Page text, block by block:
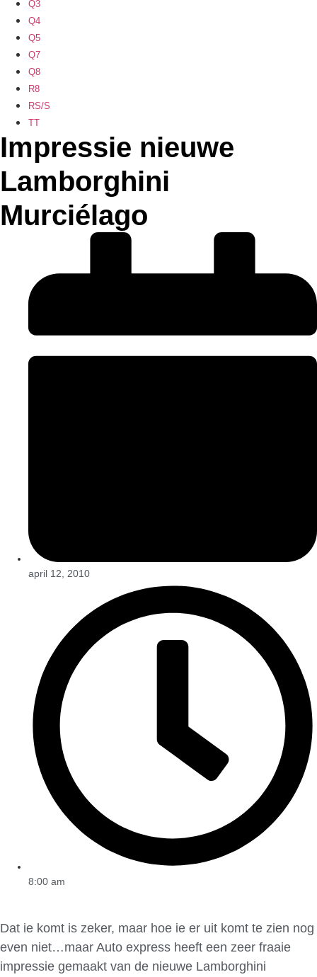
Q3
Q4
Q5
Q7
Q8
R8
RS/S
TT
Impressie nieuwe
Lamborghini
Murciélago
april 12, 2010
8:00 am
Dat ie komt is zeker, maar hoe ie er uit komt te zien nog
even niet…maar Auto express heeft een zeer fraaie
impressie gemaakt van de nieuwe Lamborghini